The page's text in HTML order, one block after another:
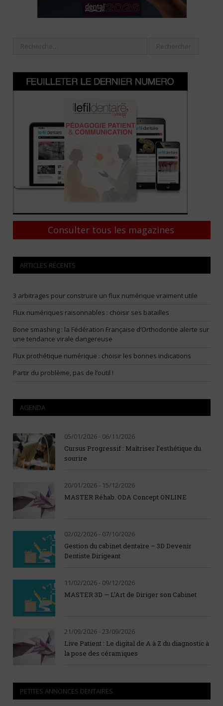
Consulter tous les magazines
ARTICLES RÉCENTS
3 arbitrages pour construire un flux numérique vraiment utile
Flux numériques raisonnables : choisir ses batailles
Bone smashing : la Fédération Française d’Orthodontie alerte sur
une tendance virale dangereuse
Flux prothétique numérique : choisir les bonnes indications
Partir du problème, pas de l’outil !
AGENDA
05/01/2026 - 06/11/2026
Cursus Progressif : Maîtriser l’esthétique du
sourire
20/01/2026 - 15/12/2026
MASTER Réhab. ODA Concept ONLINE
02/02/2026 - 07/10/2026
Gestion du cabinet dentaire – 3D Devenir
Dentiste Dirigeant
11/02/2026 - 09/12/2026
MASTER 3D — L’Art de Diriger son Cabinet
21/09/2026 - 23/09/2026
Live Patient : Le digital de A à Z du diagnostic à
la pose des céramiques
PETITES ANNONCES DENTAIRES